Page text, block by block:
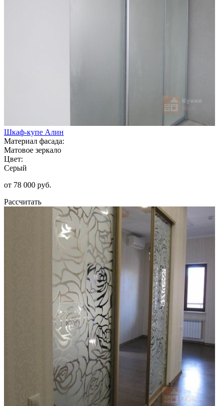
Шкаф-купе Алин
Материал фасада:
Матовое зеркало
Цвет:
Серый
от 78 000 руб.
Рассчитать